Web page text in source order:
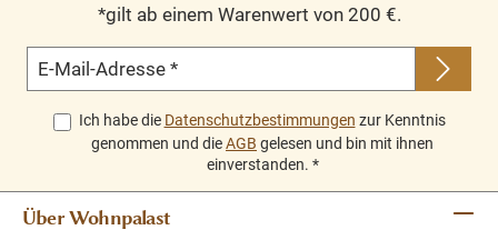
*gilt ab einem Warenwert von 200 €.
E-Mail-Adresse *
Ich habe die Datenschutzbestimmungen zur Kenntnis
genommen und dieAGB gelesen und bin mit ihnen
einverstanden. *
Über Wohnpalast